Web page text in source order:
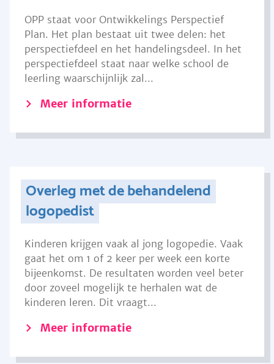
OPP staat voor Ontwikkelings Perspectief
Plan. Het plan bestaat uit twee delen: het
perspectiefdeel en het handelingsdeel. In het
perspectiefdeel staat naar welke school de
leerling waarschijnlijk zal...
Meer informatie
Overleg met de behandelend
logopedist
Kinderen krijgen vaak al jong logopedie. Vaak
gaat het om 1 of 2 keer per week een korte
bijeenkomst. De resultaten worden veel beter
door zoveel mogelijk te herhalen wat de
kinderen leren. Dit vraagt...
Meer informatie